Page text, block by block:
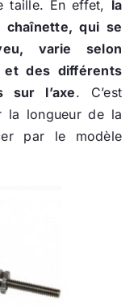
taille. En effet, la
qui se
varie selon
et des différents
sur l’axe. C’est
la longueur de la
par le modèle